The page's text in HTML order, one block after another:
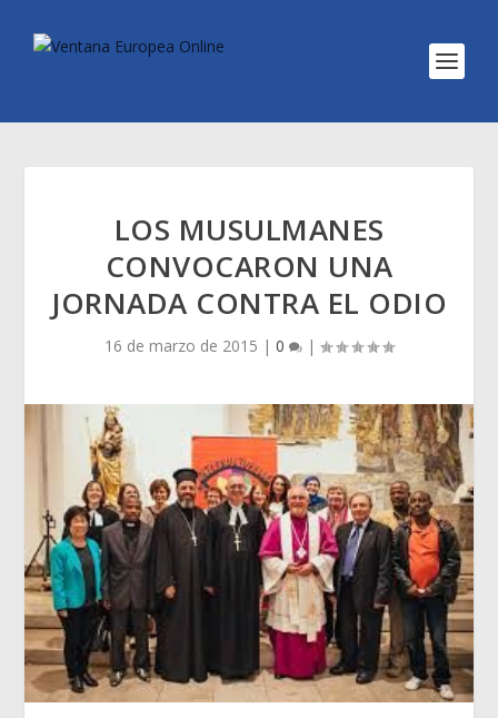
LOS MUSULMANES
CONVOCARON UNA
JORNADA CONTRA EL ODIO
16 de marzo de 2015 | 0 |